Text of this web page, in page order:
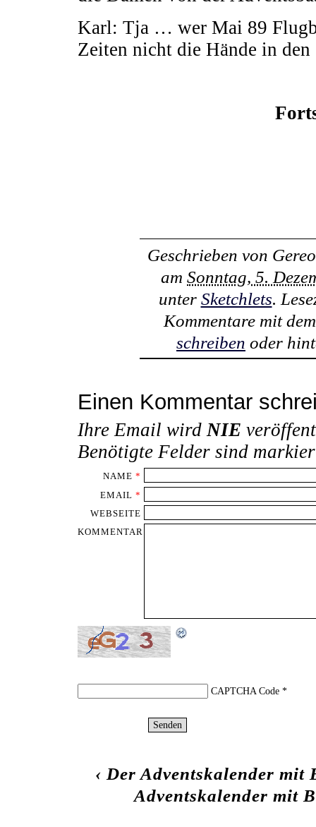
Karl: Tja … wer Mai 89
Zeiten nicht die Hände in den
Geschrieben von
am Sonntag, 5.
unter Sketchlets.
Kommentare mit
schreiben oder
Einen Kommentar
Ihre Email wirdNIE
Benötigte Felder sind
NAME *
EMAIL *
WEBSEITE
KOMMENTAR
CAPTCHA Code*
‹ Der Adventskalender mit
Adventskalender mit